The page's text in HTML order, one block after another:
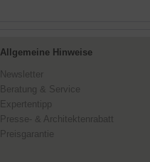
Allgemeine Hinweise
Newsletter
Beratung & Service
Expertentipp
Presse- & Architektenrabatt
Preisgarantie